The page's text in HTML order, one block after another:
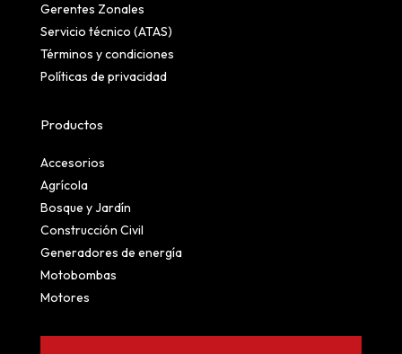
Gerentes Zonales
Servicio técnico (ATAS)
Términos y condiciones
Políticas de privacidad
Productos
Accesorios
Agrícola
Bosque y Jardín
Construcción Civil
Generadores de energía
Motobombas
Motores